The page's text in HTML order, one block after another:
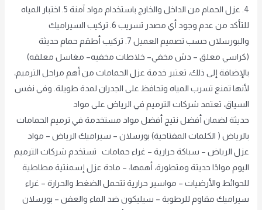
4. عزل الحمام من الداخل والخارج باستخدام مواد آمنة 5. اختبار المياه
للتأكد من عدم وجود أي مصدر تسريب 6. تركيب السيراميك
والبورسلان حسب تصميم العميل 7. تركيب أطقم حمام حديثة
(كراسي معلق – دش مخفي– خلاطات مخفيه– مغاسل معلقه)
بالإضافة إلى ذلك، تعتبر خدمة عزل الحمامات من أهم مراحل الترميم،
لأنها تمنع تسرب المياه وتحافظ على الجدران لمدة طويلة. وفي نفس
السياق، تعتمد شركات الترميم في الرياض على مواد
حديثة لضمان أفضل نتيج أفضل مواد مستخدمة في ترميم الحمامات
بالرياض ( الكلمات المفتاحية) بورسلان – سيراميك الرياض – مواد
عزل الرياض – سباكة حرارية – غراء حمامات تستخدم شركات الترميم
اليوم موادًا حديثة ومتطورة، أهمها: – مادة عزل إسمنتية مطاطية
للحوائط والأرضيات – مواسير حرارية تتحمل الضغط والحرارة – غراء
سيراميك مقاوم للرطوبة – سيليكون ضد الماء والعفن – بورسلان